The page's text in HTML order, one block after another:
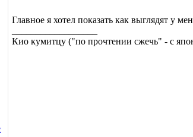
Главное я хотел показать как выглядят у
Кио кумитцу ("по прочтении сжечь" - с